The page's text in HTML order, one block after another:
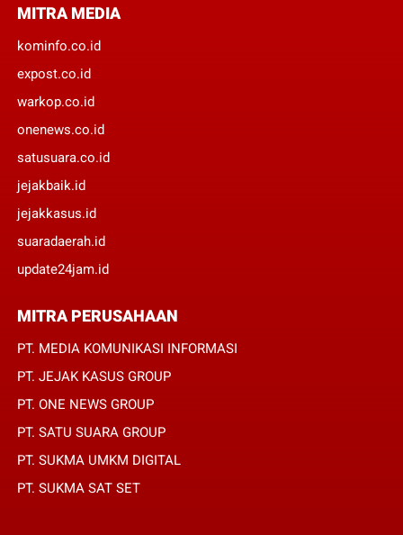
MITRA MEDIA
kominfo.co.id
expost.co.id
warkop.co.id
onenews.co.id
satusuara.co.id
jejakbaik.id
jejakkasus.id
suaradaerah.id
update24jam.id
MITRA PERUSAHAAN
PT. MEDIA KOMUNIKASI INFORMASI
PT. JEJAK KASUS GROUP
PT. ONE NEWS GROUP
PT. SATU SUARA GROUP
PT. SUKMA UMKM DIGITAL
PT. SUKMA SAT SET